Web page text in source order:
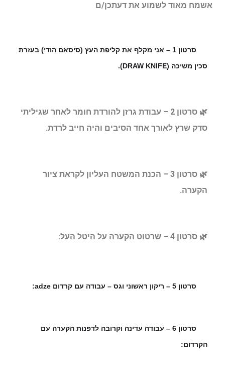
אשמח מאוד לשמוע את דעתכן/ם
סרטון 1 –
אני מקלף את קליפת העץ (סיסאם הודי) בעזרת
סכין משיכה (DRAW KNIFE).
🌿
סרטון 2 – עבודת גרזן להורדת חומר לאחר שגיליתי
סדק שרץ לאורך אחד הסיבים והיה חייב לרדת.
🌿
סרטון 3 – הכנת המשטח העליון לקראת ציור
הקערה.
🌿 סרטון 4 – שרטוט הקערה על היטל העל:
סרטון 5 – ריקון ראשוני וגס – עבודה עם קרדום adze:
סרטון 6 – עבודה עדינה וקרובה לדפנות הקערה עם
הקרדום: